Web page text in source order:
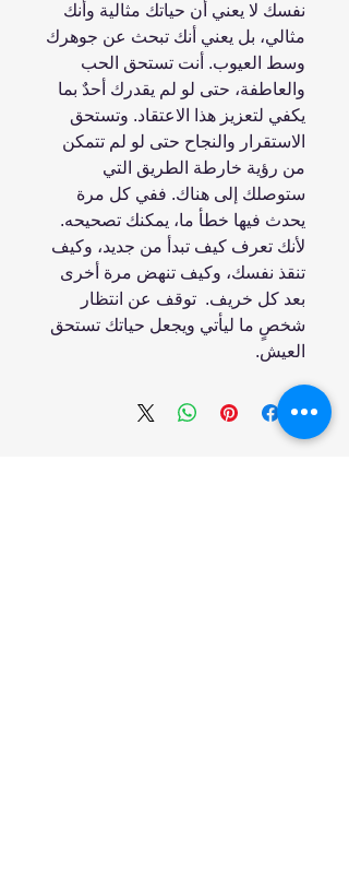
نفسك لا يعني أن حياتك مثالية وأنك
مثالي، بل يعني ‏أنك تبحث عن جوهرك
وسط العيوب. أنت تستحق الحب
والعاطفة، حتى لو لم يقدرك أحدٌ ‏بما
يكفي لتعزيز هذا الاعتقاد. وتستحق
الاستقرار والنجاح حتى لو لم تتمكن
من رؤية خارطة ‏الطريق التي
ستوصلك إلى هناك. ففي كل مرة
يحدث فيها خطأ ما، يمكنك تصحيحه.
لأنك ‏تعرف كيف تبدأ من جديد، وكيف
تنقذ نفسك، وكيف تنهض مرة أخرى
بعد كل خريف.‏ ‏ توقف عن انتظار
شخصٍ ما ليأتي ويجعل حياتك تستحق
العيش.